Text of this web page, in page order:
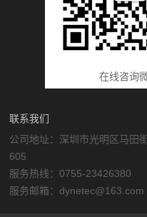
在线咨询
联系我们
公司地址：深圳市光明区马田
605
服务热线：0755-23426380
服务邮箱：dynetec@163.com